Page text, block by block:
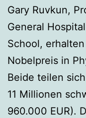
Gary Ruvkun,
General
School,
Nobelpreis in
Beide teilen
11 Millionen
960.000 EUR).